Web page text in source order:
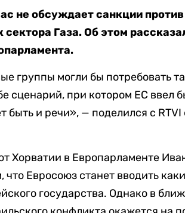
не обсуждает санкции
Газа. Об этом
группы могли бы потребовать
сценарий, при котором ЕС ввел
быть и речи», — поделился с
Хорватии в Европарламенте
что Евросоюз станет вводить
государства. Однако в